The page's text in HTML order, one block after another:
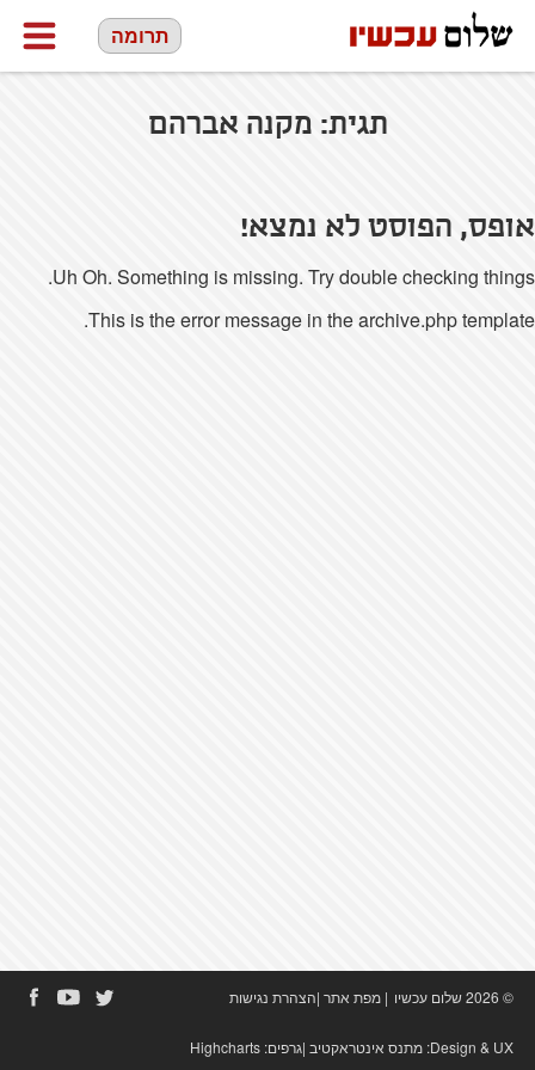
תרומה
תגית: מקנה אברהם
אופס, הפוסט לא נמצא!
Uh Oh. Something is missing. Try double checking things.
This is the error message in the archive.php template.
© 2026 שלום עכשיו | מפת אתר|הצהרת נגישות
Design & UX: מתנס אינטראקטיב|גרפים: Highcharts